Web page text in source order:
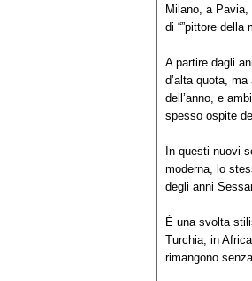
Milano, a
di “”pittore della
A partire dagli
d’alta quota,
dell’anno, e
spesso ospite
In questi nuovi
moderna, lo
degli anni
È una svolta
Turchia, in
rimangono